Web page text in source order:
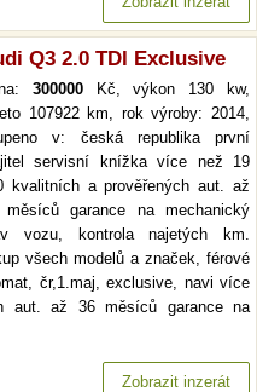
Q3 2.0 TDI Exclusive
300000Kč, výkon 130 kw,
107922 km, rok výroby: 2014,
v: česká republika první
servisní knížka více než 19
kvalitních a prověřených aut. až
garance na mechanický
vozu, kontrola najetých km.
všech modelů a značek, férové
čr,1.maj, exclusive, navi více
aut. až 36 měsíců garance na
Zobrazit inzerát